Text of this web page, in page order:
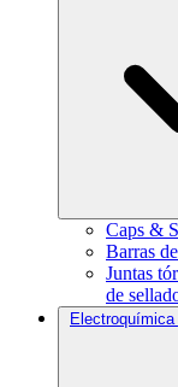
Caps &
Barras
Juntas
de